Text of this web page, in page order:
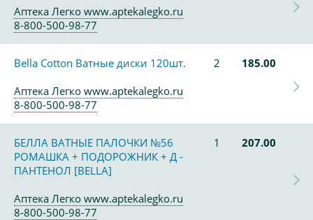
Аптека Легко www.aptekalegko.ru
8-800-500-98-77
Bella Cotton Ватные диски 120шт. 2
185.00
Аптека Легко www.aptekalegko.ru
8-800-500-98-77
БЕЛЛА ВАТНЫЕ ПАЛОЧКИ №56
РОМАШКА + ПОДОРОЖНИК + Д -
ПАНТЕНОЛ [BELLA]
1 207.00
Аптека Легко www.aptekalegko.ru
8-800-500-98-77